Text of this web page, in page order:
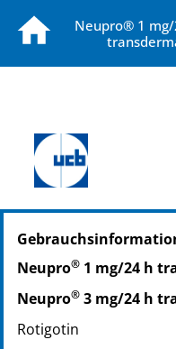
Neupro® 1
PZN: 01699717
PPN: 110169971756
PZN: 01699723
PZN: 01699752
PPN: 110169975241
Neupro® 1 mg/24 h
Neupro® 3 mg/24 h
Rotigotin